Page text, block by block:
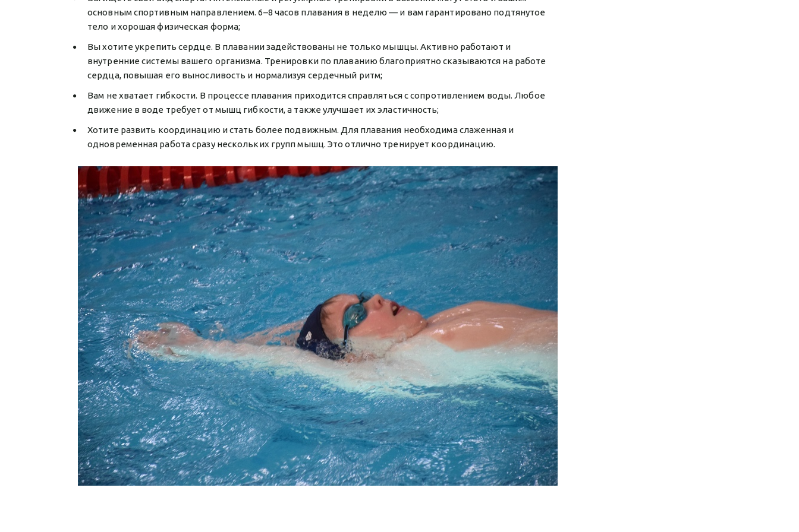
основным спортивным направлением. 6–8 часов плавания в неделю — и вам гарантировано подтянутое
тело и хорошая физическая форма;
Вы хотите укрепить сердце. В плавании задействованы не только мышцы. Активно работают и
внутренние системы вашего организма. Тренировки по плаванию благоприятно сказываются на работе
сердца, повышая его выносливость и нормализуя сердечный ритм;
Вам не хватает гибкости. В процессе плавания приходится справляться с сопротивлением воды. Любое
движение в воде требует от мышц гибкости, а также улучшает их эластичность;
Хотите развить координацию и стать более подвижным. Для плавания необходима слаженная и
одновременная работа сразу нескольких групп мышц. Это отлично тренирует координацию.